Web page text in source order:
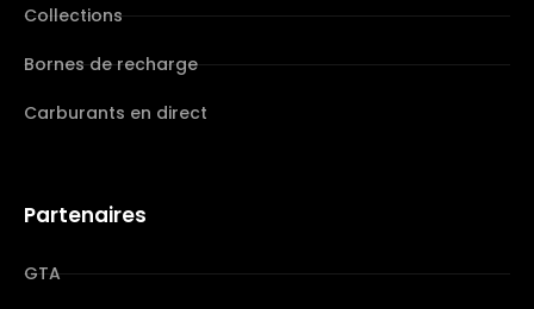
Collections
Bornes de recharge
Carburants en direct
Partenaires
GTA